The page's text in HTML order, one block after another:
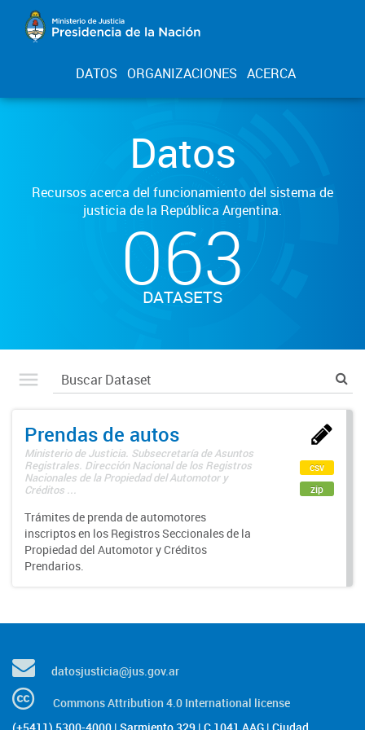
DATOS ORGANIZACIONES ACERCA
Datos
Recursos acerca del funcionamiento del sistema de
justicia de la República Argentina.
063
DATASETS
Prendas de autos
Ministerio de Justicia. Subsecretaría de Asuntos
Registrales. Dirección Nacional de los Registros
Nacionales de la Propiedad del Automotor y
Créditos ...
Trámites de prenda de automotores
inscriptos en los Registros Seccionales de la
Propiedad del Automotor y Créditos
Prendarios.
csv
zip
datosjusticia@jus.gov.ar
Commons Attribution 4.0 International license